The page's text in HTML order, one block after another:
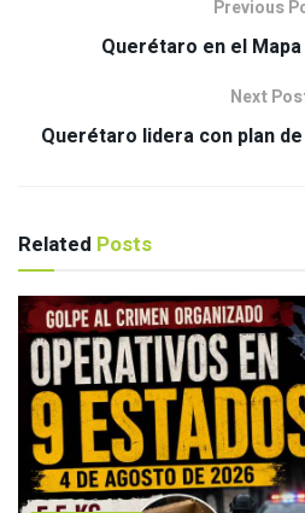
Previous
Querétaro en el
Next
Querétaro lidera con plan
Related Posts